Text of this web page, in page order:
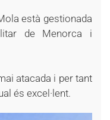
està gestionada
de Menorca i
atacada i per tant
és excel·lent.